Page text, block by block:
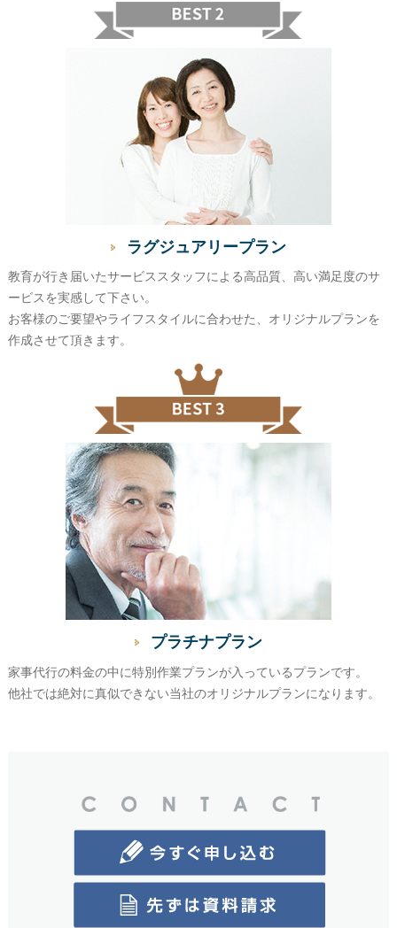
ラグジュアリープラン
教育が行き届いたサービススタッフによる高品質、高い満足度のサ
ービスを実感して下さい。
お客様のご要望やライフスタイルに合わせた、オリジナルプランを
作成させて頂きます。
プラチナプラン
家事代行の料金の中に特別作業プランが入っているプランです。
他社では絶対に真似できない当社のオリジナルプランになります。